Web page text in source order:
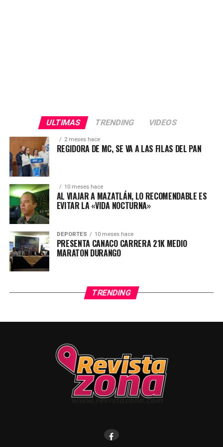
ULTIMAS TRENDING VIDEOS
2 meses hace
REGIDORA DE MC, SE VA A LAS FILAS DEL PAN
10 meses hace
AL VIAJAR A MAZATLÁN, LO RECOMENDABLE ES
EVITAR LA «VIDA NOCTURNA»
DEPORTES 10 meses hace
PRESENTA CANACO CARRERA 21K MEDIO
MARATON DURANGO
TRENDING